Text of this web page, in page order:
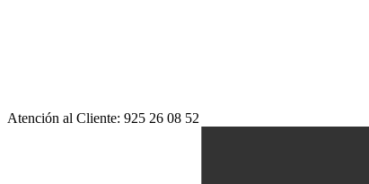
Atención al Cliente: 925 26 08 52